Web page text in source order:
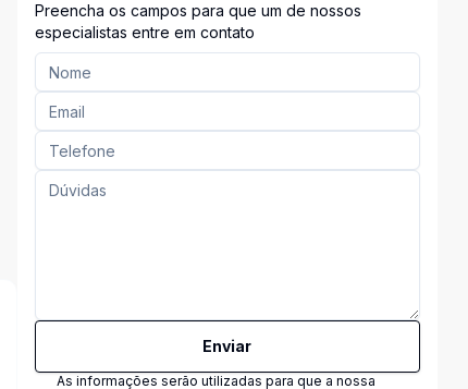
Preencha os campos para que um de nossos
especialistas entre em contato
Enviar
As informações serão utilizadas para que a nossa